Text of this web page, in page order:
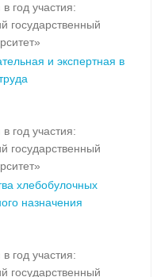
год участия:
государственный
и экспертная в
год участия:
государственный
хлебобулочных
назначения
год участия:
государственный